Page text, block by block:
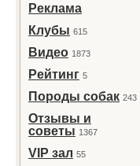
Реклама
Клубы 615
Видео 1873
Рейтинг 5
Породы собак 243
Отзывы и
советы 1367
VIP зал 55